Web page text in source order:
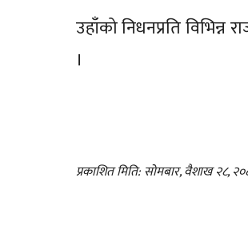
उहाँको निधनप्रति विभिन्न
।
प्रकाशित मिति: सोमबार, वैशाख २८,